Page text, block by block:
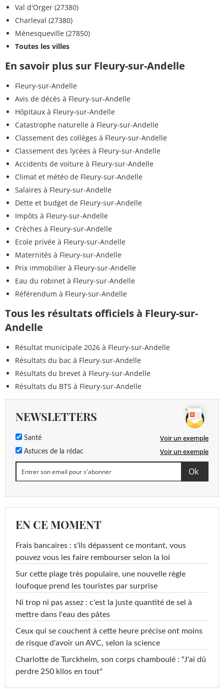
Val d'Orger (27380)
Charleval (27380)
Ménesqueville (27850)
Toutes les villes
En savoir plus sur Fleury-sur-Andelle
Fleury-sur-Andelle
Avis de décès à Fleury-sur-Andelle
Hôpitaux à Fleury-sur-Andelle
Catastrophe naturelle à Fleury-sur-Andelle
Classement des collèges à Fleury-sur-Andelle
Classement des lycées à Fleury-sur-Andelle
Accidents de voiture à Fleury-sur-Andelle
Climat et météo de Fleury-sur-Andelle
Salaires à Fleury-sur-Andelle
Dette et budget de Fleury-sur-Andelle
Impôts à Fleury-sur-Andelle
Crèches à Fleury-sur-Andelle
Ecole privée à Fleury-sur-Andelle
Maternités à Fleury-sur-Andelle
Prix immobilier à Fleury-sur-Andelle
Eau du robinet à Fleury-sur-Andelle
Référendum à Fleury-sur-Andelle
Tous les résultats officiels à Fleury-sur-
Andelle
Résultat municipale 2026 à Fleury-sur-Andelle
Résultats du bac à Fleury-sur-Andelle
Résultats du brevet à Fleury-sur-Andelle
Résultats du BTS à Fleury-sur-Andelle
NEWSLETTERS
Santé Voir un exemple
Astuces de la rédac Voir un exemple
EN CE MOMENT
Frais bancaires : s'ils dépassent ce montant, vous
pouvez vous les faire rembourser selon la loi
Sur cette plage très populaire, une nouvelle règle
loufoque prend les touristes par surprise
Ni trop ni pas assez : c'est la juste quantité de sel à
mettre dans l'eau des pâtes
Ceux qui se couchent à cette heure précise ont moins
de risque d'avoir un AVC, selon la science
Charlotte de Turckheim, son corps chamboulé : "J'ai dû
perdre 250 kilos en tout"